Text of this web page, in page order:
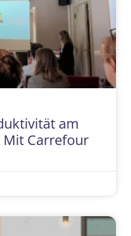
am
Mit Carrefour